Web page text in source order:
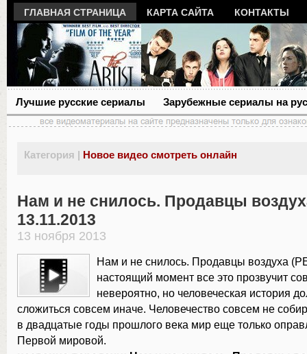
ГЛАВНАЯ СТРАНИЦА КАРТА САЙТА КОНТАКТЫ
Лучшие русские сериалы Зарубежные сериалы на
Категория | Новое видео смотреть онлайн
Нам и не снилось. Продавцы
13.11.2013
13 ноября 2013
Нам и не снилось. Продавцы воздуха
настоящий момент все это прозвучит
невероятно, но человеческая история
сложиться совсем иначе. Человечество совсем не
в двадцатые годы прошлого века мир еще только
Первой мировой.